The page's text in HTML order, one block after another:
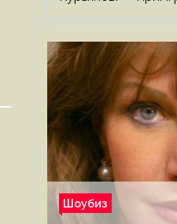
Шоубиз